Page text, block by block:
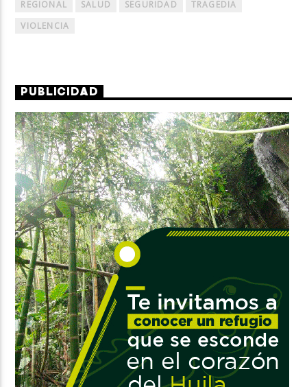
REGIONAL SALUD SEGURIDAD
TRAGEDIA
VIOLENCIA
PUBLICIDAD